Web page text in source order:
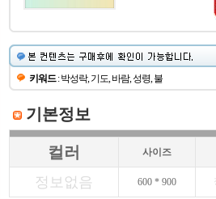
키워드: 박성락, 기도, 바람, 성령, 불
기본정보
컬러 사이즈
정보없음 600 * 900